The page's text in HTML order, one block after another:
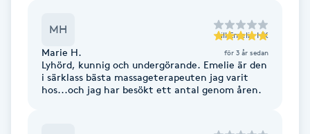
Extensions
Extensions borttagning
MH till Emelie HK
Marie H. för 3 år sedan
Lyhörd, kunnig och undergörande. Emelie är den
i särklass bästa massageterapeuten jag varit
hos...och jag har besökt ett antal genom åren.